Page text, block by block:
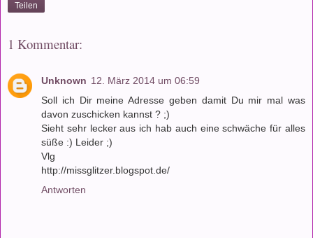
Teilen
1 Kommentar:
Unknown 12. März 2014 um 06:59
Soll ich Dir meine Adresse geben damit Du mir mal was
davon zuschicken kannst ? ;)
Sieht sehr lecker aus ich hab auch eine schwäche für alles
süße :) Leider ;)
Vlg
http://missglitzer.blogspot.de/
Antworten